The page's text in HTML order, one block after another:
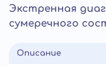
Экстренная
сумеречного
Описание